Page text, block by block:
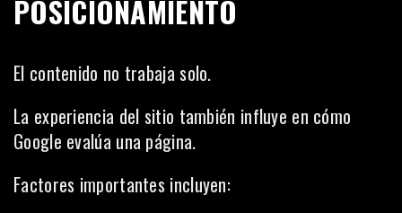
POSICIONAMIENTO
El contenido no trabaja solo.
La experiencia del sitio también influye en cómo
Google evalúa una página.
Factores importantes incluyen: